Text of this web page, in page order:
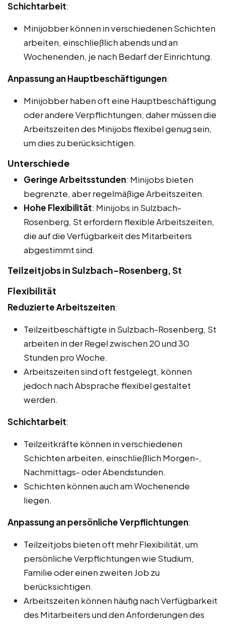
Schichtarbeit:
Minijobber können in verschiedenen Schichten
arbeiten, einschließlich abends und an
Wochenenden, je nach Bedarf der Einrichtung.
Anpassung an Hauptbeschäftigungen:
Minijobber haben oft eine Hauptbeschäftigung
oder andere Verpflichtungen, daher müssen die
Arbeitszeiten des Minijobs flexibel genug sein,
um dies zu berücksichtigen.
Unterschiede
Geringe Arbeitsstunden: Minijobs bieten
begrenzte, aber regelmäßige Arbeitszeiten.
Hohe Flexibilität: Minijobs in Sulzbach-
Rosenberg, St erfordern flexible Arbeitszeiten,
die auf die Verfügbarkeit des Mitarbeiters
abgestimmt sind.
Teilzeitjobs in Sulzbach-Rosenberg, St
Flexibilität
Reduzierte Arbeitszeiten:
Teilzeitbeschäftigte in Sulzbach-Rosenberg, St
arbeiten in der Regel zwischen 20 und 30
Stunden pro Woche.
Arbeitszeiten sind oft festgelegt, können
jedoch nach Absprache flexibel gestaltet
werden.
Schichtarbeit:
Teilzeitkräfte können in verschiedenen
Schichten arbeiten, einschließlich Morgen-,
Nachmittags- oder Abendstunden.
Schichten können auch am Wochenende
liegen.
Anpassung an persönliche Verpflichtungen:
Teilzeitjobs bieten oft mehr Flexibilität, um
persönliche Verpflichtungen wie Studium,
Familie oder einen zweiten Job zu
berücksichtigen.
Arbeitszeiten können häufig nach Verfügbarkeit
des Mitarbeiters und den Anforderungen des